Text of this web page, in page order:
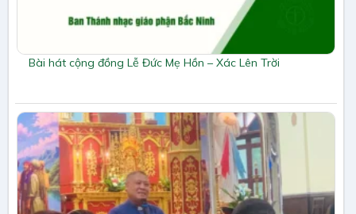
Bài hát cộng đồng Lễ Đức Mẹ Hồn – Xác Lên Trời